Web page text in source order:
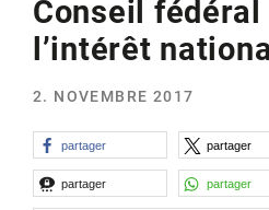
Conseil fédéral
l’intérêt
2. NOVEMBRE 2017
partager partager
partager partager